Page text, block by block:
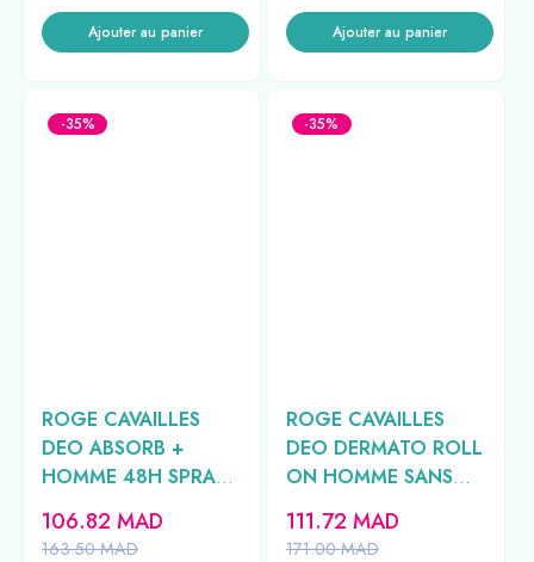
Ajouter au panier Ajouter au panier
-35%
ROGE CAVAILLES
DEO ABSORB +
HOMME 48H SPRAY
150ML
163.50MAD
106.82 MAD
-35%
ROGE CAVAILLES
DEO DERMATO ROLL
ON HOMME SANS
ALUMINIUM 50ML
171.00MAD
111.72 MAD